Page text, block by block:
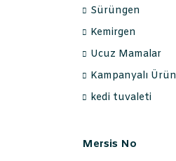
Sürüngen
Kemirgen
Ucuz Mamalar
Kampanyalı
kedi tuvaleti
Mersis No